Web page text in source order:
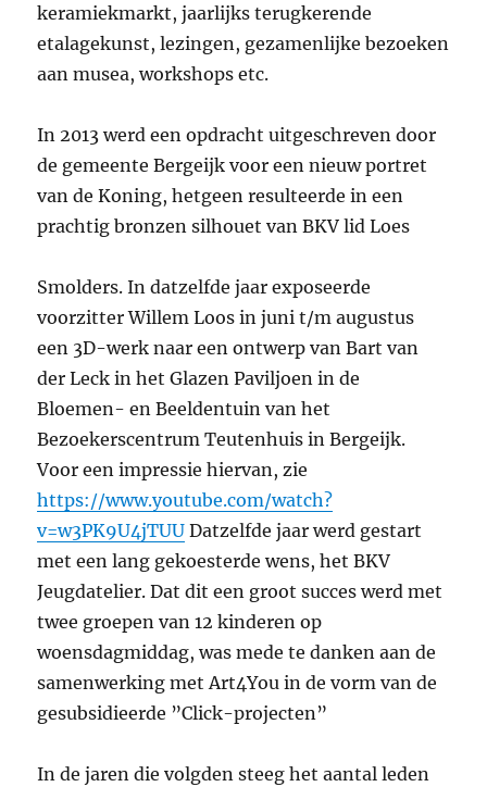
keramiekmarkt, jaarlijks terugkerende
etalagekunst, lezingen, gezamenlijke bezoeken
aan musea, workshops etc.
In 2013 werd een opdracht uitgeschreven door
de gemeente Bergeijk voor een nieuw portret
van de Koning, hetgeen resulteerde in een
prachtig bronzen silhouet van BKV lid Loes
Smolders. In datzelfde jaar exposeerde
voorzitter Willem Loos in juni t/m augustus
een 3D-werk naar een ontwerp van Bart van
der Leck in het Glazen Paviljoen in de
Bloemen- en Beeldentuin van het
Bezoekerscentrum Teutenhuis in Bergeijk.
Voor een impressie hiervan, zie
https://www.youtube.com/watch?
v=w3PK9U4jTUU Datzelfde jaar werd gestart
met een lang gekoesterde wens, het BKV
Jeugdatelier. Dat dit een groot succes werd met
twee groepen van 12 kinderen op
woensdagmiddag, was mede te danken aan de
samenwerking met Art4You in de vorm van de
gesubsidieerde ”Click-projecten”
In de jaren die volgden steeg het aantal leden